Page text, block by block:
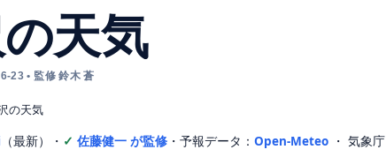
天気
23 • 監修 鈴木 蒼
の天気
（最新） ・ 佐藤健一 が監修 ・ 予報データ： Open-Meteo ・ 気象庁